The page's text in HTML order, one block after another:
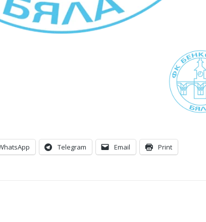
Telegram Email Print